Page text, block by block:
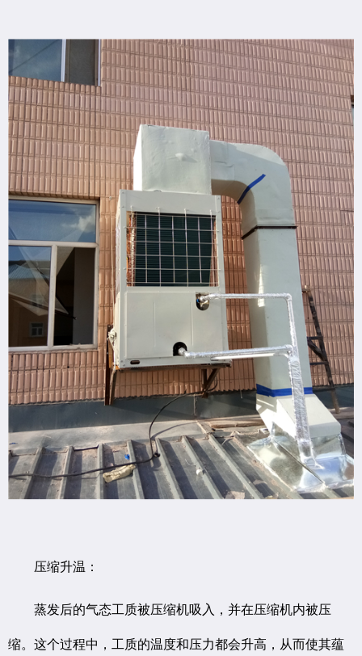
压缩升温：
蒸发后的气态工质被压缩机吸入，并在压缩机内被压
缩。这个过程中，工质的温度和压力都会升高，从而使其蕴